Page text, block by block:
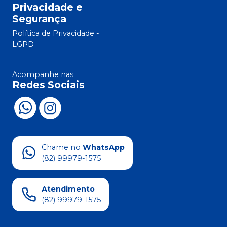
Privacidade e
Segurança
Política de Privacidade -
LGPD
Acompanhe nas
Redes Sociais
Chame no WhatsApp
(82) 99979-1575
Atendimento
(82) 99979-1575